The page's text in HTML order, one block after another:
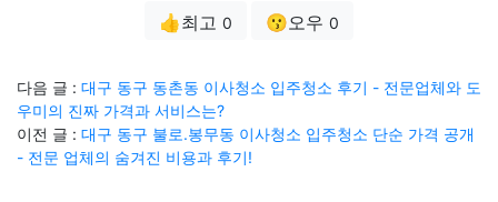
👍최고 0 😗오우 0
다음 글 : 대구 동구 동촌동 이사청소 입주청소 후기 - 전문업체와 도
우미의 진짜 가격과 서비스는?
이전 글 : 대구 동구 불로.봉무동 이사청소 입주청소 단순 가격 공개
- 전문 업체의 숨겨진 비용과 후기!